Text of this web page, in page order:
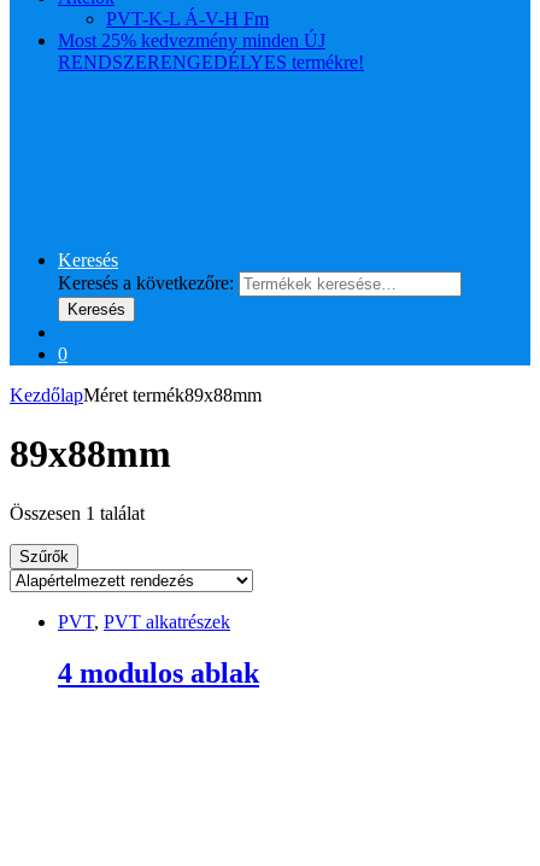
PVT-K-L Á-V-H Fm
Most 25% kedvezmény minden ÚJ
RENDSZERENGEDÉLYES termékre!
Keresés
Keresés a következőre:
Keresés
0
KezdőlapMéret termék89x88mm
89x88mm
Összesen 1 találat
Szűrők
PVT, PVT alkatrészek
4 modulos ablak